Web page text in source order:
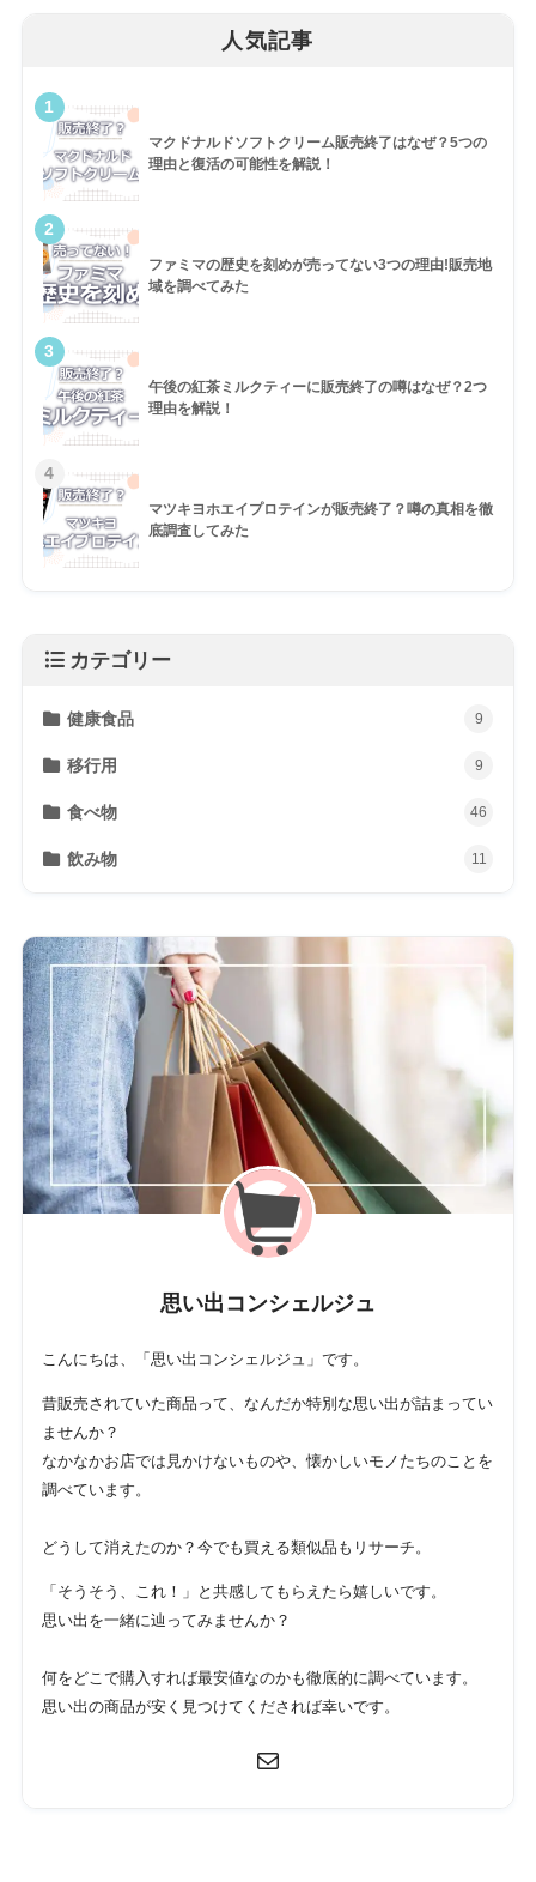
人気記事
1
マクドナルドソフトクリーム販売終了はなぜ？5つの
理由と復活の可能性を解説！
2
ファミマの歴史を刻めが売ってない3つの理由!販売地
域を調べてみた
3
午後の紅茶ミルクティーに販売終了の噂はなぜ？2つ
理由を解説！
4
マツキヨホエイプロテインが販売終了？噂の真相を徹
底調査してみた
カテゴリー
健康食品 9
移行用 9
食べ物 46
飲み物 11
思い出コンシェルジュ
こんにちは、「思い出コンシェルジュ」です。
昔販売されていた商品って、なんだか特別な思い出が詰まってい
ませんか？
なかなかお店では見かけないものや、懐かしいモノたちのことを
調べています。
どうして消えたのか？今でも買える類似品もリサーチ。
「そうそう、これ！」と共感してもらえたら嬉しいです。
思い出を一緒に辿ってみませんか？
何をどこで購入すれば最安値なのかも徹底的に調べています。
思い出の商品が安く見つけてくだされば幸いです。